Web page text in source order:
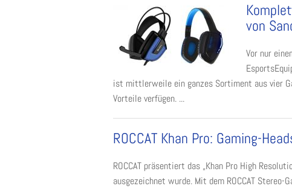
von
Vor nur
ist mittlerweile ein ganzes Sortiment aus vier
Vorteile verfügen. ...
ROCCAT Khan Pro: Gaming-
ROCCAT präsentiert das „Khan Pro High
ausgezeichnet wurde. Mit dem ROCCAT